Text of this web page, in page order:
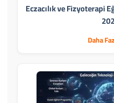
Eczacılık ve Fizyoterapi
Daha